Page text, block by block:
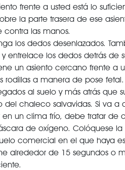
frente a usted está lo
la parte trasera de ese
contra las manos.
los dedos desenlazados.
y entrelace los dedos detrás
un asiento cercano frente a
rodillas a manera de pose
al suelo y más atrás que
del chaleco salvavidas. Si va
en un clima frío, debe tratar
de oxígeno. Colóquese
comercial en el que haya
alrededor de 15 segundos o